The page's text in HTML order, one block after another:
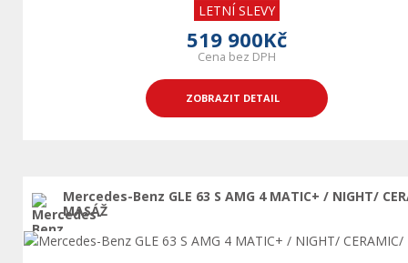
LETNÍ SLEVY
519 900Kč
Cena bez DPH
ZOBRAZIT DETAIL
Mercedes-Benz GLE 63 S AMG 4 MATIC+ / NIGHT/
MASÁŽ